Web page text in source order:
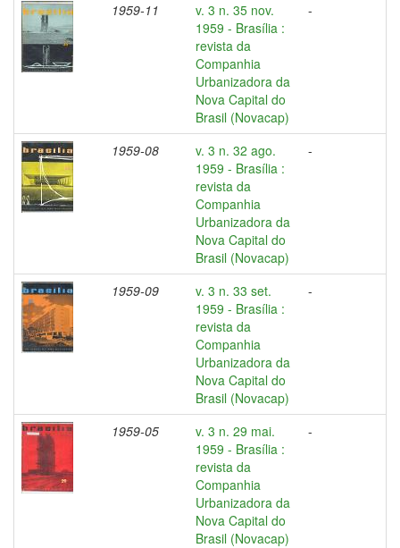
1959-11
v. 3 n. 35 nov.
1959 - Brasília :
revista da
Companhia
Urbanizadora da
Nova Capital do
Brasil (Novacap)
-
1959-08
v. 3 n. 32 ago.
1959 - Brasília :
revista da
Companhia
Urbanizadora da
Nova Capital do
Brasil (Novacap)
-
1959-09
v. 3 n. 33 set.
1959 - Brasília :
revista da
Companhia
Urbanizadora da
Nova Capital do
Brasil (Novacap)
-
1959-05
v. 3 n. 29 mai.
1959 - Brasília :
revista da
Companhia
Urbanizadora da
Nova Capital do
Brasil (Novacap)
-